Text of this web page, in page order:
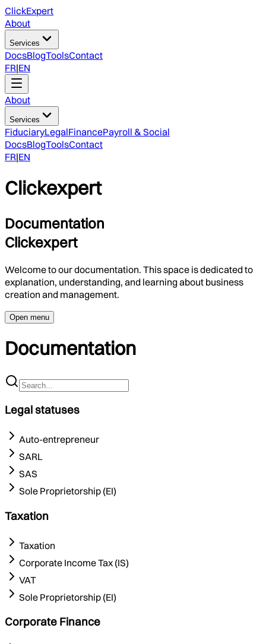
ClickExpert
About
Services
DocsBlogToolsContact
FR|EN
About
Services
FiduciaryLegalFinancePayroll & Social
DocsBlogToolsContact
FR|EN
Clickexpert
Documentation
Clickexpert
Welcome to our documentation. This space is dedicated to
explanation, understanding, and learning about business
creation and management.
Open menu
Documentation
Legal statuses
Auto-entrepreneur
SARL
SAS
Sole Proprietorship (EI)
Taxation
Taxation
Corporate Income Tax (IS)
VAT
Sole Proprietorship (EI)
Corporate Finance